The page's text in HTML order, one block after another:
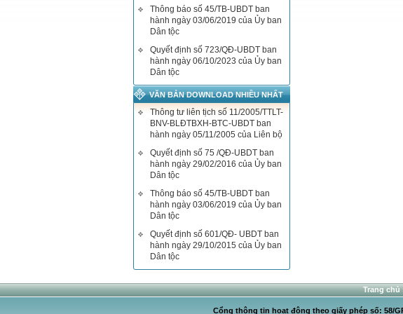
Thông báo số 45/TB-UBDT ban
hành ngày 03/06/2019 của Ủy ban
Dân tộc
Quyết định số 723/QĐ-UBDT ban
hành ngày 06/10/2023 của Ủy ban
Dân tộc
VĂN BẢN DOWNLOAD NHIỀU NHẤT
Thông tư liên tịch số 11/2005/TTLT-
BNV-BLĐTBXH-BTC-UBDT ban
hành ngày 05/11/2005 của Liên bộ
Quyết định số 75 /QĐ-UBDT ban
hành ngày 29/02/2016 của Ủy ban
Dân tộc
Thông báo số 45/TB-UBDT ban
hành ngày 03/06/2019 của Ủy ban
Dân tộc
Quyết định số 601/QĐ- UBDT ban
hành ngày 29/10/2015 của Ủy ban
Dân tộc
Trang chủ
Cổng thông tin hoạt động theo giấy phép số: 58/